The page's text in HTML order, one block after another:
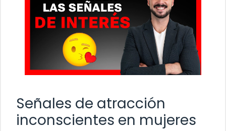
Señales de atracción
inconscientes en mujeres